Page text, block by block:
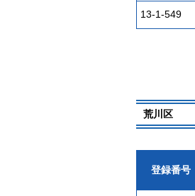
13-1-549
荒川区
登録番号